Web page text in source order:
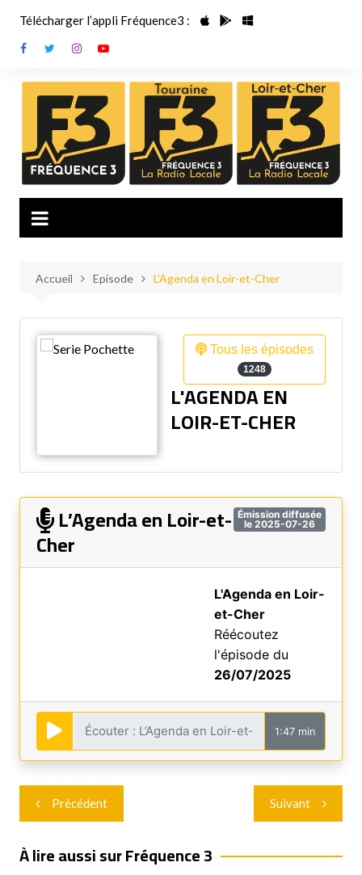
contenu
Télécharger l’appli Fréquence3 :
Accueil Episode L’Agenda en Loir-et-Cher
Tous les épisodes
1248
L'AGENDA EN
LOIR-ET-CHER
Émission diffusée
le 2025-07-26
L’Agenda en Loir-et-
Cher
L'Agenda en Loir-
et-Cher
Réécoutez
l'épisode du
26/07/2025
1:47 min
Navigation
de
l’article
Précédent Suivant
À lire aussi sur Fréquence 3